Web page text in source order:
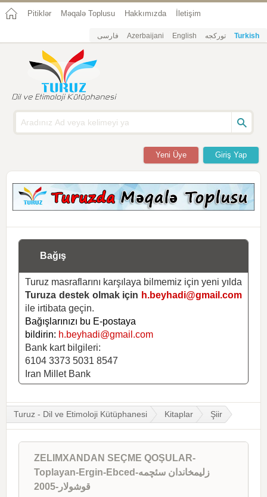
Pitiklər Məqalə Toplusu Hakkımızda İletişim
فارسی Azerbaijani English تورکجه Turkish
Giriş Yap
Yeni Üye
Bağış
Turuz masraflarını karşılaya bilmemiz için yeni yılda
Turuza destek olmak için h.beyhadi@gmail.com
ile irtibata geçin.
Bağışlarınızı bu E-postaya
bildirin: h.beyhadi@gmail.com
Bank kart bilgileri:
6104 3373 5031 8547
Iran Millet Bank
Turuz - Dil ve Etimoloji Kütüphanesi Kitaplar Şiir
ZELIMXANDAN SEÇME QOŞULAR-
Toplayan-Ergin-Ebced-زلیمخاندان سئچمه
قوشولار-2005